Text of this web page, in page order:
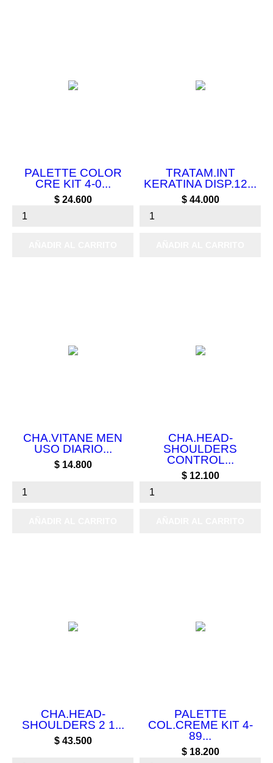
PALETTE COLOR
CRE KIT 4-0...
Precio
$ 24.600
TRATAM.INT
KERATINA DISP.12...
Precio
$ 44.000
CHA.VITANE MEN
USO DIARIO...
Precio
$ 14.800
CHA.HEAD-
SHOULDERS
CONTROL...
Precio
$ 12.100
CHA.HEAD-
SHOULDERS 2 1...
Precio
$ 43.500
PALETTE
COL.CREME KIT 4-
89...
Precio
$ 18.200